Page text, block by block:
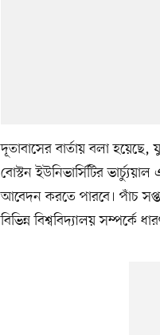
দূতাবাসের বার্তায় বলা হয়েছে,
বোস্টন ইউনিভার্সিটির
আবেদন করতে পারবে। পাঁচ
বিভিন্ন বিশ্ববিদ্যালয় সম্পর্কে